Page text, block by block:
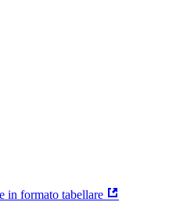
in formato tabellare